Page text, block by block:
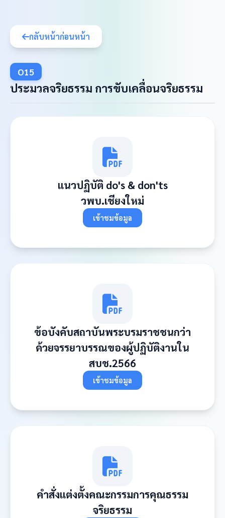
กลับหน้าก่อนหน้า
O15
ประมวลจริยธรรม การขับเคลื่อนจริยธรรม
แนวปฏิบัติ do's & don'ts
วพบ.เชียงใหม่
เข้าชมข้อมูล
ข้อบังคับสถาบันพระบรมราชชนกว่า
ด้วยจรรยาบรรณของผู้ปฏิบัติงานใน
สบช.2566
เข้าชมข้อมูล
คำสั่งแต่งตั้งคณะกรรมการคุณธรรม
จริยธรรม